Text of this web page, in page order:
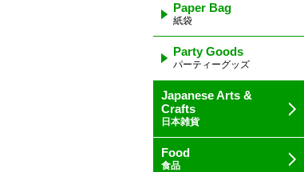
Paper Bag
紙袋
Party Goods
パーティーグッズ
Japanese Arts &
Crafts
日本雑貨
Food
食品